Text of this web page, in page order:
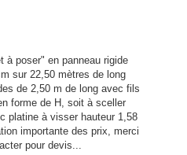
à poser" en panneau rigide
sur 22,50 mètres de long
de 2,50 m de long avec fils
forme de H, soit à sceller
platine à visser hauteur 1,58
importante des prix, merci
pour devis...